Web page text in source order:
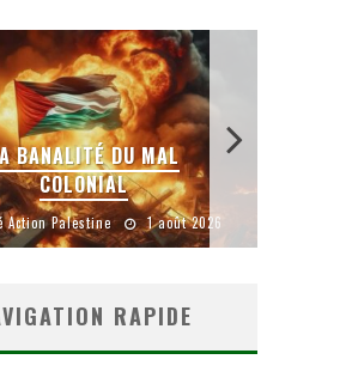
GO HOME !
Action Palestine 26 juillet 2026
RAPIDE